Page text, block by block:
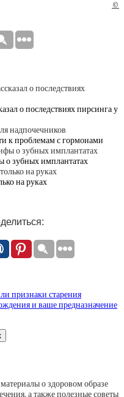
©
о последствиях пирсинга у
к проблемам с гормонами
о зубных имплантатах
на руках
признаки старения
и ваше предназначение
о здоровом образе
а также полезные советы